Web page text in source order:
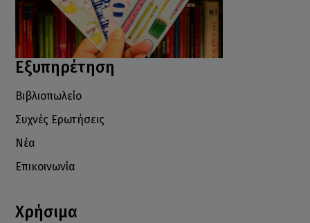
Εξυπηρέτηση
Βιβλιοπωλείο
Συχνές Ερωτήσεις
Νέα
Επικοινωνία
Χρήσιμα